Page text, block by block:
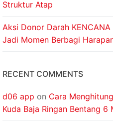
Struktur Atap
Aksi Donor Darah KENCANA
Jadi Momen Berbagi
RECENT COMMENTS
d06 app on Cara
Kuda Baja Ringan Bentang 6